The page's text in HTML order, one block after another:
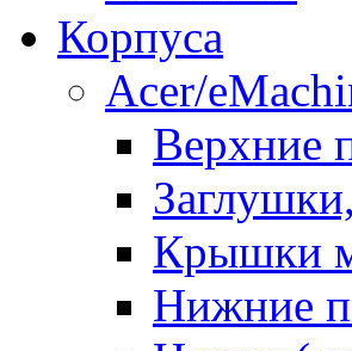
Корпуса
Acer/
Верхние
Крышки
Нижние